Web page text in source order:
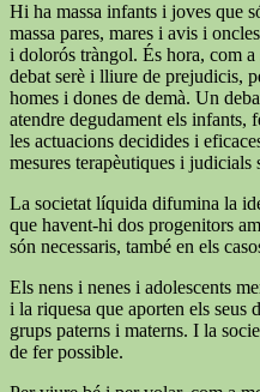
Hi ha massa infants i joves que
massa pares, mares i avis i
i dolorós tràngol. És hora, com a
debat serè i lliure de prejudicis,
homes i dones de demà. Un
atendre degudament els infants,
les actuacions decidides i
mesures terapèutiques i
La societat líquida difumina la
que havent-hi dos progenitors
són necessaris, també en els
Els nens i nenes i adolescents
i la riquesa que aporten els seus
grups paterns i materns. I la
de fer possible.